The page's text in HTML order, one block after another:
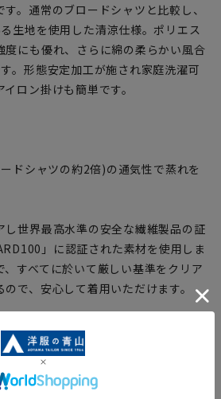
。通常のブロードシャツと比較し、
生地を使用した清涼仕様。ポリエス
度にも優れ、さらに綿の柔らかい風合
。形態安定加工が施され家庭洗濯可
ロン掛けも簡単です。
ドシャツの約2倍)の通気性で蒸れを
し世界最高水準の安全な繊維製品の証
」に認証された素材を使用しま
、すべてに於いて厳しい基準をクリア
で、安心して着用いただけます。
ッキリ)》(当社比)
め、色味やサイズ等の仕様に変更が